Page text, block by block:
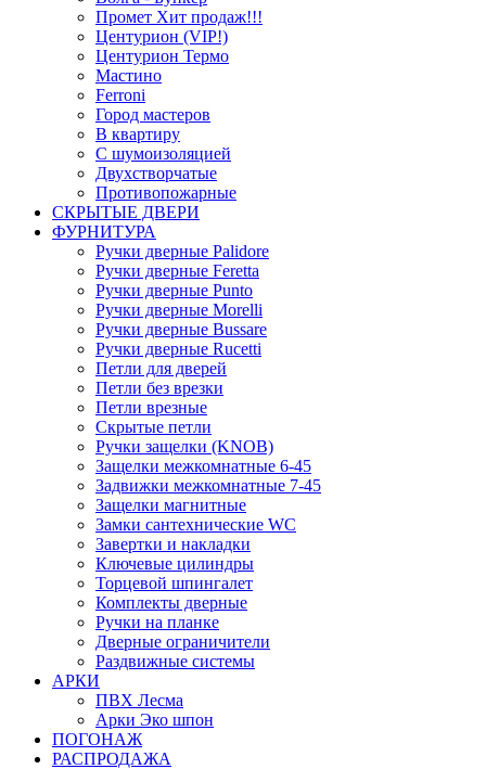
Промет Хит продаж!!!
Центурион (VIP!)
Центурион Термо
Мастино
Ferroni
Город мастеров
В квартиру
С шумоизоляцией
Двухстворчатые
Противопожарные
СКРЫТЫЕ ДВЕРИ
ФУРНИТУРА
Ручки дверные Palidore
Ручки дверные Feretta
Ручки дверные Punto
Ручки дверные Morelli
Ручки дверные Bussare
Ручки дверные Rucetti
Петли для дверей
Петли без врезки
Петли врезные
Скрытые петли
Ручки защелки (KNOB)
Защелки межкомнатные 6-45
Задвижки межкомнатные 7-45
Защелки магнитные
Замки сантехнические WC
Завертки и накладки
Ключевые цилиндры
Торцевой шпингалет
Комплекты дверные
Ручки на планке
Дверные ограничители
Раздвижные системы
АРКИ
ПВХ Лесма
Арки Эко шпон
ПОГОНАЖ
РАСПРОДАЖА